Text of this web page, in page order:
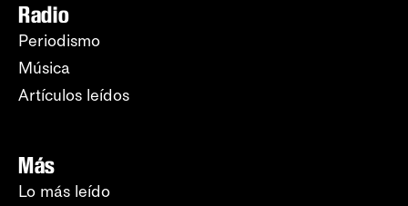
Radio
Periodismo
Música
Artículos leídos
Más
Lo más leído